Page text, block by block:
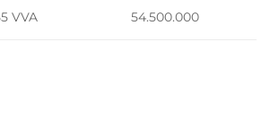
VVA 54.500.000